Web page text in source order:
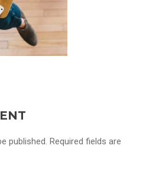
published. Required fields are